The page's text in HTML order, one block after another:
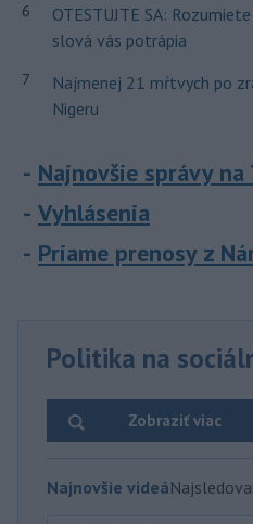
6
OTESTUJTE SA:
slová vás potrápia
7
Najmenej 21 mŕtvych po
Nigeru
Najnovšie správy na
Vyhlásenia
Priame prenosy z
Politika na
Zobraziť viac
Najnovšie videá